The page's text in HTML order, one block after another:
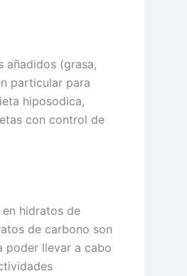
añadidos (grasa,
particular para
hiposodica,
con control de
hidratos de
de carbono son
poder llevar a cabo